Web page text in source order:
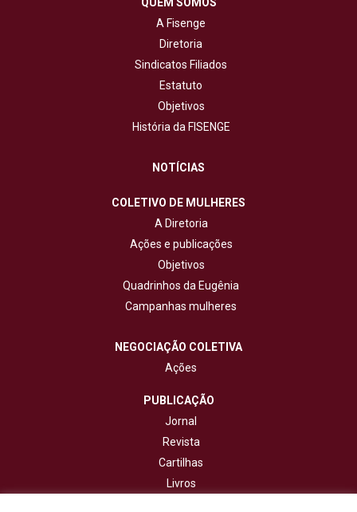
A Fisenge
Diretoria
Sindicatos Filiados
Estatuto
Objetivos
História da FISENGE
NOTÍCIAS
COLETIVO DE MULHERES
A Diretoria
Ações e publicações
Objetivos
Quadrinhos da Eugênia
Campanhas mulheres
NEGOCIAÇÃO COLETIVA
Ações
PUBLICAÇÃO
Jornal
Revista
Cartilhas
Livros